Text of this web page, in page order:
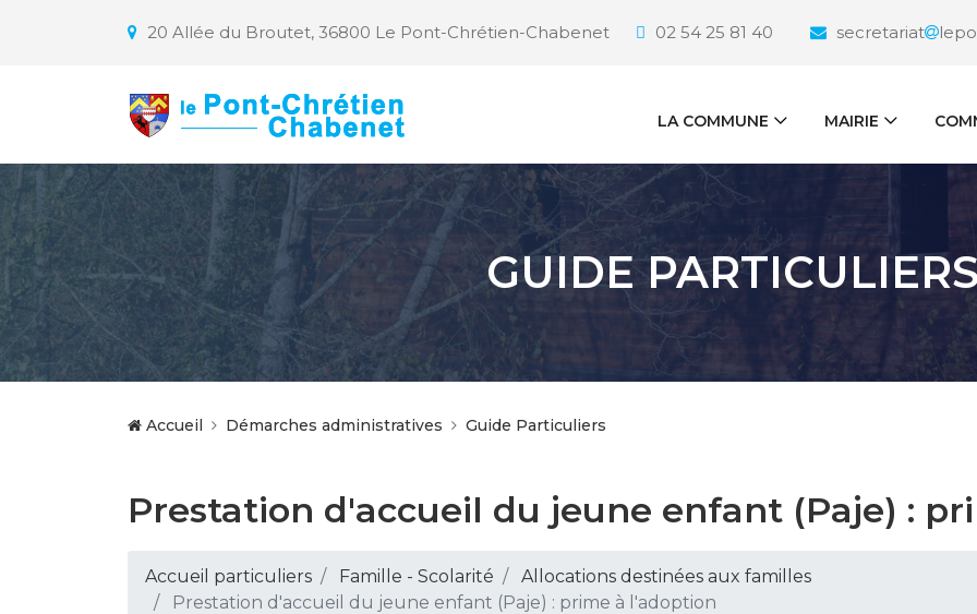
20 Allée du Broutet, 36800 Le Pont-Chrétien-Chabenet 02 54 25 81 40 secretariat
LA COMMUNE MAIRIE
GUIDE PARTICULIERS
Accueil Démarches administratives Guide Particuliers
Prestation d'accueil du jeune enfant (Paje) :
Accueil particuliers Famille - Scolarité
Allocations destinées aux familles
Prestation d'accueil du jeune enfant (Paje) : prime à l'adoption